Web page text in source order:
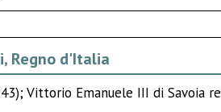
Regno d'Italia
Vittorio Emanuele III di Savoia re